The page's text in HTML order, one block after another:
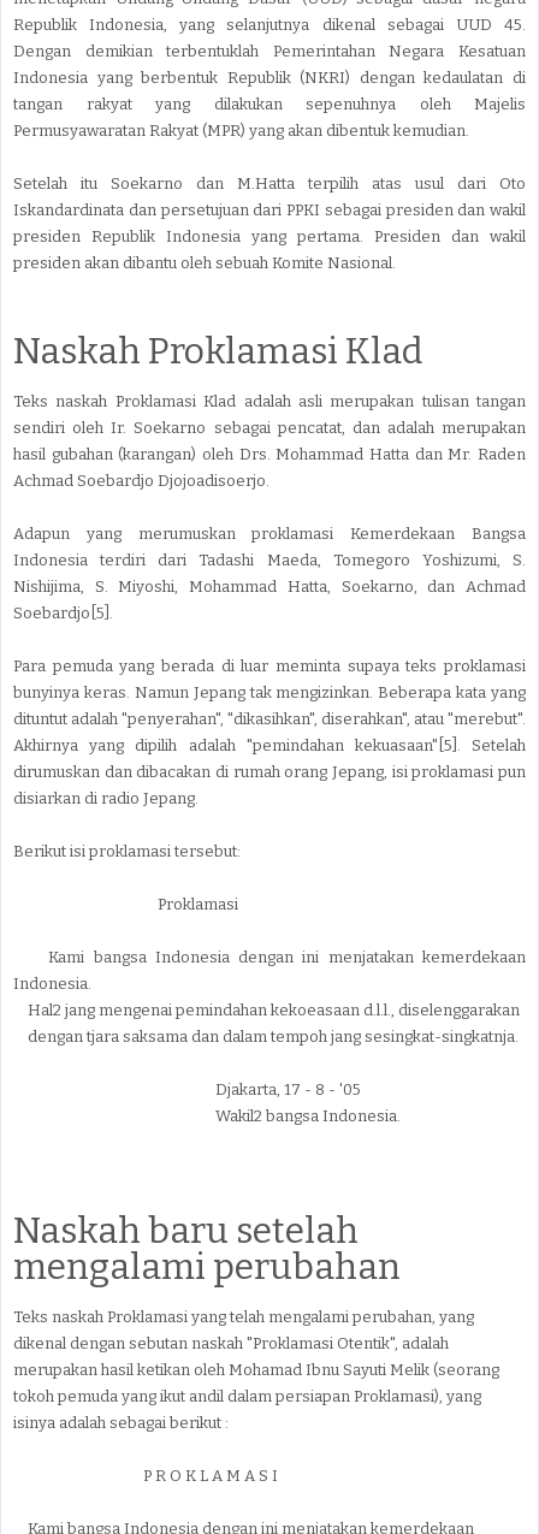
Republik Indonesia, yang selanjutnya dikenal sebagai UUD 45.
Dengan demikian terbentuklah Pemerintahan Negara Kesatuan
Indonesia yang berbentuk Republik (NKRI) dengan kedaulatan di
tangan rakyat yang dilakukan sepenuhnya oleh Majelis
Permusyawaratan Rakyat (MPR) yang akan dibentuk kemudian.
Setelah itu Soekarno dan M.Hatta terpilih atas usul dari Oto
Iskandardinata dan persetujuan dari PPKI sebagai presiden dan wakil
presiden Republik Indonesia yang pertama. Presiden dan wakil
presiden akan dibantu oleh sebuah Komite Nasional.
Naskah Proklamasi Klad
Teks naskah Proklamasi Klad adalah asli merupakan tulisan tangan
sendiri oleh Ir. Soekarno sebagai pencatat, dan adalah merupakan
hasil gubahan (karangan) oleh Drs. Mohammad Hatta dan Mr. Raden
Achmad Soebardjo Djojoadisoerjo.
Adapun yang merumuskan proklamasi Kemerdekaan Bangsa
Indonesia terdiri dari Tadashi Maeda, Tomegoro Yoshizumi, S.
Nishijima, S. Miyoshi, Mohammad Hatta, Soekarno, dan Achmad
Soebardjo[5].
Para pemuda yang berada di luar meminta supaya teks proklamasi
bunyinya keras. Namun Jepang tak mengizinkan. Beberapa kata yang
dituntut adalah "penyerahan", "dikasihkan", diserahkan", atau "merebut".
Akhirnya yang dipilih adalah "pemindahan kekuasaan"[5]. Setelah
dirumuskan dan dibacakan di rumah orang Jepang, isi proklamasi pun
disiarkan di radio Jepang.
Berikut isi proklamasi tersebut:
Proklamasi
Kami bangsa Indonesia dengan ini menjatakan kemerdekaan
Indonesia.
Hal2 jang mengenai pemindahan kekoeasaan d.l.l., diselenggarakan
dengan tjara saksama dan dalam tempoh jang sesingkat-singkatnja.
Djakarta, 17 - 8 - '05
Wakil2 bangsa Indonesia.
Naskah baru setelah
mengalami perubahan
Teks naskah Proklamasi yang telah mengalami perubahan, yang
dikenal dengan sebutan naskah "Proklamasi Otentik", adalah
merupakan hasil ketikan oleh Mohamad Ibnu Sayuti Melik (seorang
tokoh pemuda yang ikut andil dalam persiapan Proklamasi), yang
isinya adalah sebagai berikut :
P R O K L A M A S I
Kami bangsa Indonesia dengan ini menjatakan kemerdekaan